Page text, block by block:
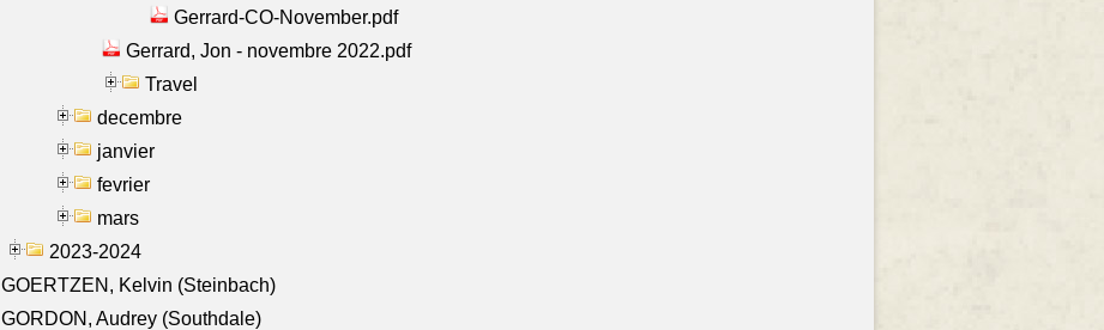
Gerrard-CO-November.pdf
Gerrard, Jon - novembre 2022.pdf
Travel
decembre
janvier
fevrier
mars
2023-2024
GOERTZEN, Kelvin (Steinbach)
GORDON, Audrey (Southdale)